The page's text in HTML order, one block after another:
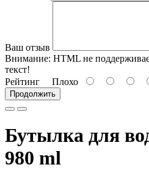
Ваш отзыв
Внимание: HTML не
текст!
Рейтинг Плохо
Продолжить
Бутылка для
980 ml